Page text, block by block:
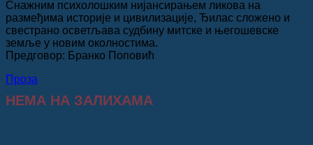
Снажним психолошким нијансирањем ликова на
размеђима историје и цивилизације, Ђилас сложено и
свестрано осветљава судбину митске и његошевске
земље у новим околностима.
Предговор: Бранко Поповић
Проза
НЕМА НА ЗАЛИХАМА